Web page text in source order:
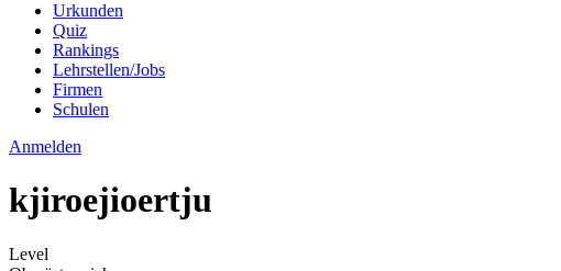
Urkunden
Quiz
Rankings
Lehrstellen/Jobs
Firmen
Schulen
Anmelden
kjiroejioertju
Level